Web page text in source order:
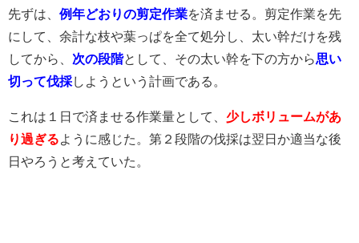
先ずは、 例年どおりの剪定作業を済ませる。剪定作業を先
にして、余計な枝や葉っぱを全て処分し、太い幹だけを残
してから、 次の段階として、その太い幹を下の方から思い
切って伐採しようという計画である。
これは１日で済ませる作業量として、 少しボリュームがあ
り過ぎる ように感じた。第２段階の伐採は翌日か適当な後
日やろうと考えていた。